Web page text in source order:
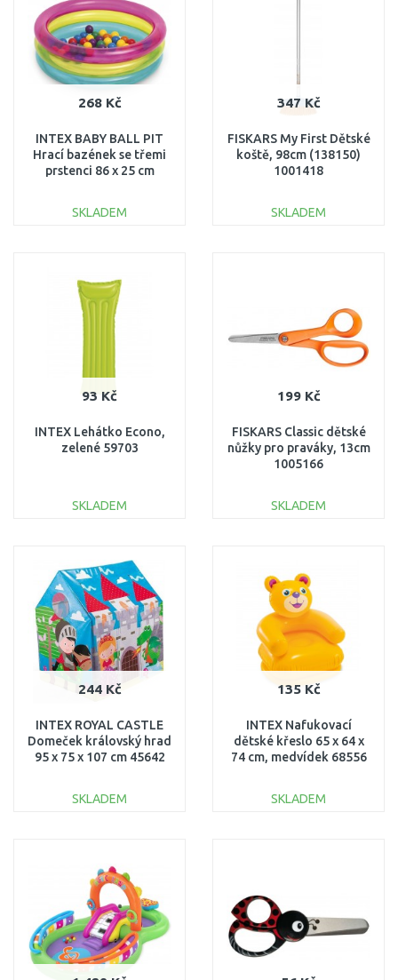
268 Kč
INTEX BABY BALL PIT
Hrací bazének se třemi
prstenci 86 x 25 cm
SKLADEM
Porovnat
347 Kč
FISKARS My First Dětské
koště, 98cm (138150)
1001418
SKLADEM
93 Kč
INTEX Lehátko Econo,
zelené 59703
SKLADEM
Porovnat
199 Kč
FISKARS Classic dětské
nůžky pro praváky, 13cm
1005166
SKLADEM
Porovnat
244 Kč
INTEX ROYAL CASTLE
Domeček královský hrad
95 x 75 x 107 cm 45642
SKLADEM
Porovnat
135 Kč
INTEX Nafukovací
dětské křeslo 65 x 64 x
74 cm, medvídek 68556
SKLADEM